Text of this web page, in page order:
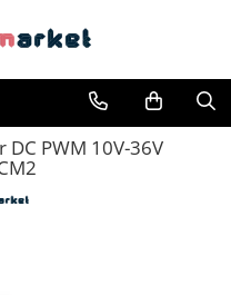
PWM 10V-36V